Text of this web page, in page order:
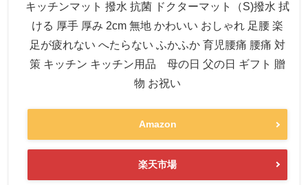
キッチンマット 撥水 抗菌 ドクターマット（S)撥水 拭
ける 厚手 厚み 2cm 無地 かわいい おしゃれ 足腰 楽
足が疲れない へたらない ふかふか 育児腰痛 腰痛 対
策 キッチン キッチン用品 母の日 父の日 ギフト 贈
物 お祝い
Amazon
楽天市場